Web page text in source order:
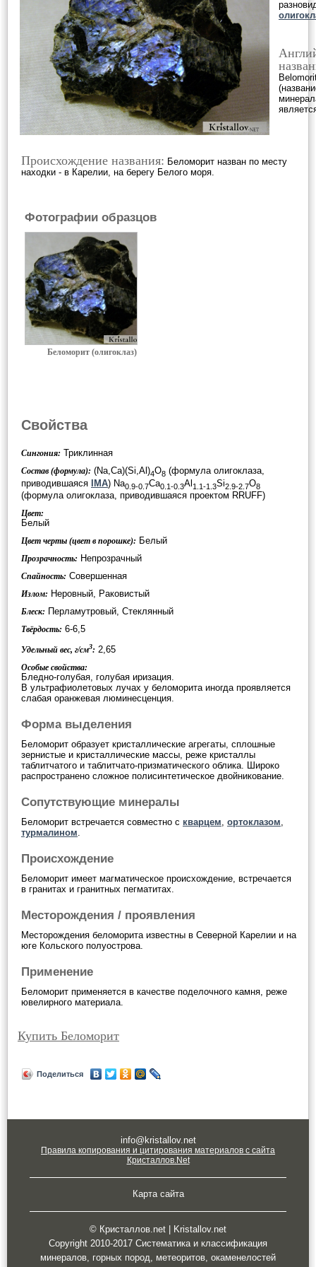
Происхождение названия: Беломорит назван по месту
находки - в Карелии, на берегу Белого моря.
Фотографии образцов
Беломорит (олигоклаз)
Свойства
Сингония: Триклинная
Состав (формула): (Na,Ca)(Si,Al)4O8 (формула олигоклаза,
приводившаяся IMA) Na0.9-0.7Ca0.1-0.3Al1.1-1.3Si2.9-2.7O8
(формула олигоклаза, приводившаяся проектом RRUFF)
Цвет:
Белый
Цвет черты (цвет в порошке): Белый
Прозрачность: Непрозрачный
Спайность: Совершенная
Излом: Неровный, Раковистый
Блеск: Перламутровый, Стеклянный
Твёрдость: 6-6,5
Удельный вес, г/см3: 2,65
Особые свойства:
Бледно-голубая, голубая иризация.
В ультрафиолетовых лучах у беломорита иногда проявляется
слабая оранжевая люминесценция.
Форма выделения
Беломорит образует кристаллические агрегаты, сплошные
зернистые и кристаллические массы, реже кристаллы
таблитчатого и таблитчато-призматического облика. Широко
распространено сложное полисинтетическое двойникование.
Сопутствующие минералы
Беломорит встречается совместно с кварцем, ортоклазом,
турмалином.
Происхождение
Беломорит имеет магматическое происхождение, встречается
в гранитах и гранитных пегматитах.
Месторождения / проявления
Месторождения беломорита известны в Северной Карелии и на
юге Кольского полуострова.
Применение
Беломорит применяется в качестве поделочного камня, реже
ювелирного материала.
Купить Беломорит
Поделиться
info@kristallov.net
Правила копирования и цитирования материалов с сайта
Кристаллов.Net
Карта сайта
© Кристаллов.net | Kristallov.net
Copyright 2010-2017 Систематика и классификация
минералов, горных пород, метеоритов, окаменелостей